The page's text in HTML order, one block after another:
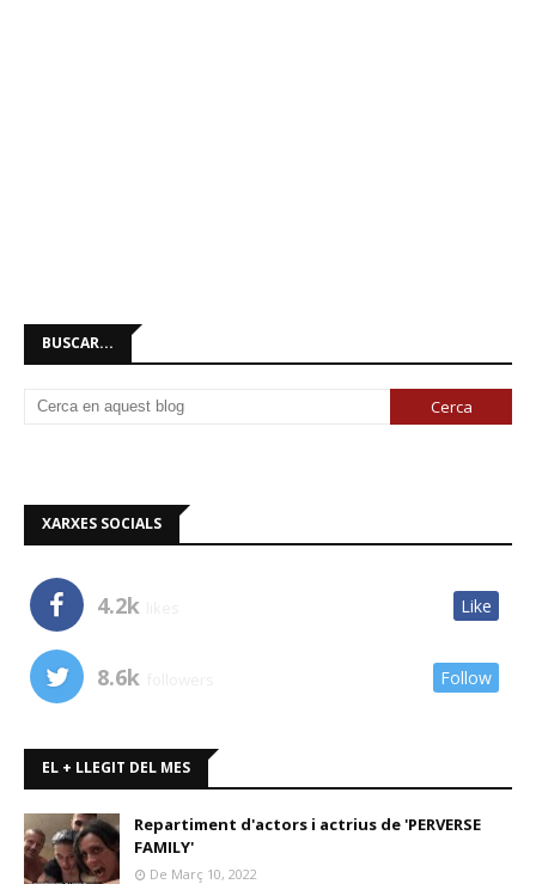
BUSCAR...
XARXES SOCIALS
4.2k Like
8.6k Follow
EL + LLEGIT DEL MES
Repartiment d'actors i actrius de 'PERVERSE
FAMILY'
De Març 10, 2022